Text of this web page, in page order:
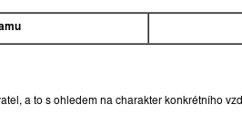
a to s ohledem na charakter konkrétního